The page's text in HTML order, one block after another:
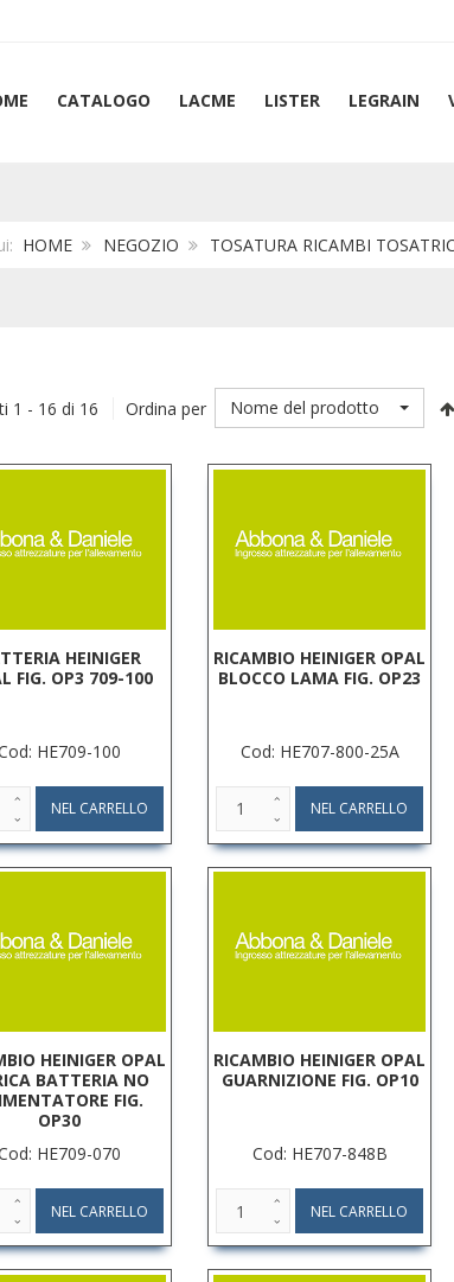
CATALOGO LACME LISTER LEGRAIN
HOME NEGOZIO TOSATURA RICAMBI
1 - 16 di 16 Ordina per Nome del prodotto
HEINIGER
FIG. OP3 709-100
HE709-100
RICAMBIO HEINIGER OPAL
BLOCCO LAMA FIG. OP23
Cod: HE707-800-25A
HEINIGER OPAL
BATTERIA NO
FIG.
OP30
HE709-070
RICAMBIO HEINIGER OPAL
GUARNIZIONE FIG. OP10
Cod: HE707-848B